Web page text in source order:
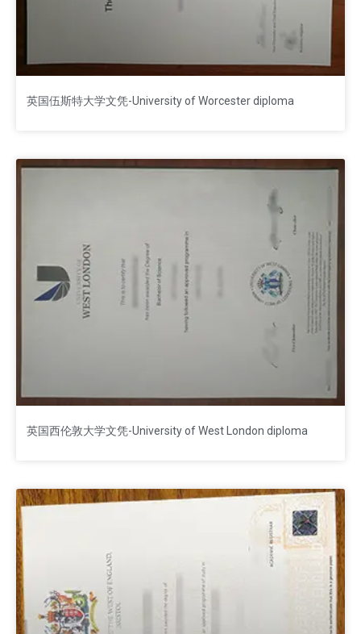
英国伍斯特大学文凭-University of Worcester diploma
英国西伦敦大学文凭-University of West London diploma